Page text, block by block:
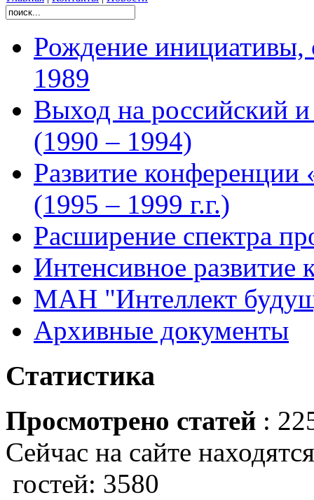
Рождение инициативы,
1989
Выход на российский
(1990 – 1994)
Развитие конференции
(1995 – 1999 г.г.)
Расширение спектра
Интенсивное
МАН "Интеллект
Архивные документы
Статистика
Просмотрено статей :
Сейчас на сайте
гостей: 3580